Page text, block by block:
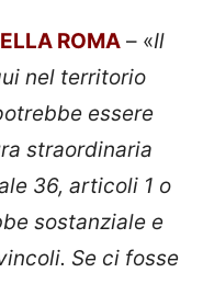
ROMA – «Il
nel territorio
essere
straordinaria
36, articoli 1 o
sostanziale e
Se ci fosse